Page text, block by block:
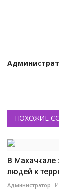
ПОХОЖИЕ
В Махачкале
людей к
Администратор